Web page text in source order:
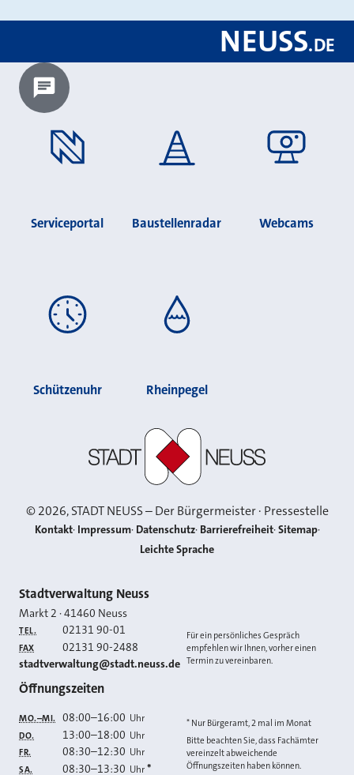
NEUSS.DE
Chatbot laden?
Serviceportal Baustellenradar Webcams
Schützenuhr Rheinpegel
©2026, STADT NEUSS – Der Bürgermeister · Pressestelle
Kontakt Impressum Datenschutz Barrierefreiheit Sitemap
Leichte Sprache
Kontakt
Stadtverwaltung Neuss
Markt 2 ·41460 Neuss
TEL. 02131 90-01
FAX 02131 90-2488
E-MAIL
stadtverwaltung@stadt.neuss.de
Für ein persönliches Gespräch
empfehlen wir Ihnen, vorher einen
Termin zu vereinbaren.
Öffnungszeiten
MO.–MI. 08:00–16:00 Uhr
DO. 13:00–18:00 Uhr
FR. 08:30–12:30 Uhr
SA. 08:30–13:30 Uhr *
* Nur Bürgeramt, 2 mal im Monat
Bitte beachten Sie, dass Fachämter
vereinzelt abweichende
Öffnungszeiten haben können.